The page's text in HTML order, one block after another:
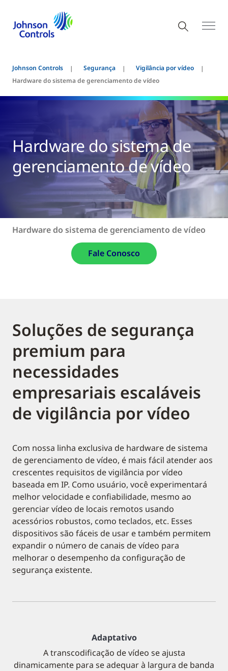
Johnson Controls Segurança
Vigilância por vídeo
Hardware do sistema de gerenciamento de vídeo
Hardware do sistema de
gerenciamento de vídeo
Hardware do sistema de gerenciamento de vídeo
Fale Conosco
Soluções de segurança
premium para
necessidades
empresariais escaláveis
de vigilância por vídeo
Com nossa linha exclusiva de hardware de sistema
de gerenciamento de vídeo, é mais fácil atender aos
crescentes requisitos de vigilância por vídeo
baseada em IP. Como usuário, você experimentará
melhor velocidade e confiabilidade, mesmo ao
gerenciar vídeo de locais remotos usando
acessórios robustos, como teclados, etc. Esses
dispositivos são fáceis de usar e também permitem
expandir o número de canais de vídeo para
melhorar o desempenho da configuração de
segurança existente.
Adaptativo
A transcodificação de vídeo se ajusta
dinamicamente para se adequar à largura de banda